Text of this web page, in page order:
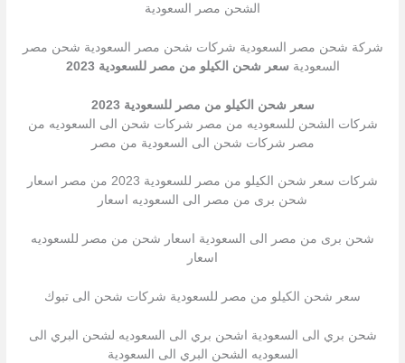
الشحن مصر السعودية
شركة شحن مصر السعودية شركات شحن مصر السعودية شحن مصر
السعودية سعر شحن الكيلو من مصر للسعودية 2023
سعر شحن الكيلو من مصر للسعودية 2023
شركات الشحن للسعوديه من مصر شركات شحن الى السعوديه من
مصر شركات شحن الى السعودية من مصر
شركات سعر شحن الكيلو من مصر للسعودية 2023 من مصر اسعار
شحن برى من مصر الى السعوديه اسعار
شحن برى من مصر الى السعودية اسعار شحن من مصر للسعوديه
اسعار
سعر شحن الكيلو من مصر للسعودية شركات شحن الى تبوك
شحن بري الى السعودية اشحن بري الى السعوديه لشحن البري الى
السعوديه الشحن البري الى السعودية